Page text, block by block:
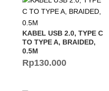
KABEL USB 2.0, TYPE C
TO TYPE A, BRAIDED,
0.5M
Rp130.000